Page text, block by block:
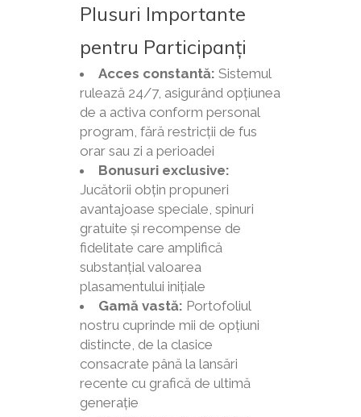
Plusuri Importante
pentru Participanți
Acces constantă: Sistemul
rulează 24/7, asigurând opțiunea
de a activa conform personal
program, fără restricții de fus
orar sau zi a perioadei
Bonusuri exclusive:
Jucătorii obțin propuneri
avantajoase speciale, spinuri
gratuite și recompense de
fidelitate care amplifică
substanțial valoarea
plasamentului inițiale
Gamă vastă: Portofoliul
nostru cuprinde mii de opțiuni
distincte, de la clasice
consacrate până la lansări
recente cu grafică de ultimă
generație